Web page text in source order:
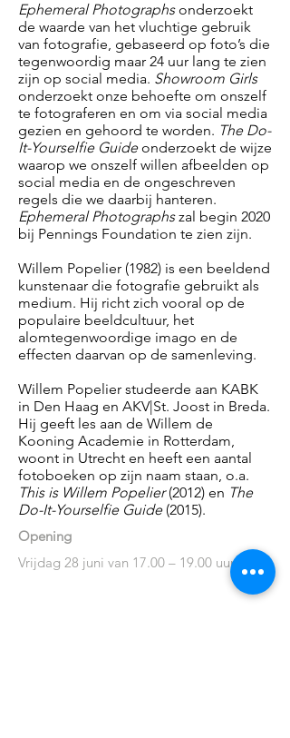
Ephemeral Photographsonderzoekt
de waarde van het vluchtige gebruik
van fotografie, gebaseerd op foto’s die
tegenwoordig maar 24 uur lang te zien
zijn op social media. Showroom Girls
onderzoekt onze behoefte om onszelf
te fotograferen en om via social media
gezien en gehoord te worden. The Do-
It-Yourselfie Guideonderzoekt de wijze
waarop we onszelf willen afbeelden op
social media en de ongeschreven
regels die we daarbij hanteren.
Ephemeral Photographszal begin 2020
bij Pennings Foundation te zien zijn.
Willem Popelier (1982) is een beeldend
kunstenaar die fotografie gebruikt als
medium. Hij richt zich vooral op de
populaire beeldcultuur, het
alomtegenwoordige imago en de
effecten daarvan op de samenleving.
Willem Popelier studeerde aan KABK
in Den Haag en AKV|St. Joost in Breda.
Hij geeft les aan de Willem de
Kooning Academie in Rotterdam,
woont in Utrecht en heeft een aantal
fotoboeken op zijn naam staan, o.a.
This is Willem Popelier(2012) en The
Do-It-Yourselfie Guide(2015).
Opening
Vrijdag 28 juni van 17.00 – 19.00 uur